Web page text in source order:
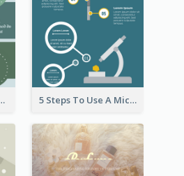
Infographic 5 Steps To Use A Microscope Infographic